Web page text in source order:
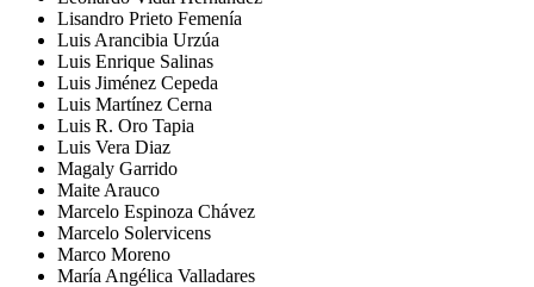
Lisandro Prieto Femenía
Luis Arancibia Urzúa
Luis Enrique Salinas
Luis Jiménez Cepeda
Luis Martínez Cerna
Luis R. Oro Tapia
Luis Vera Diaz
Magaly Garrido
Maite Arauco
Marcelo Espinoza Chávez
Marcelo Solervicens
Marco Moreno
María Angélica Valladares